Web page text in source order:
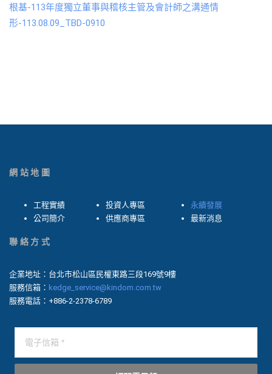
根基-113年度獨立董事與稽核主管及會計師之溝通情
形-113.08.09_TBD-0910
網站地圖
工程實績
公司簡介
投資人專區
供應商專區
永續發展
最新消息
聯絡方式
企業地址：台北市松山區民權東路三段169號9樓
服務信箱： kedge_service@kindom.com.tw
服務電話：+886-2-2378-6789